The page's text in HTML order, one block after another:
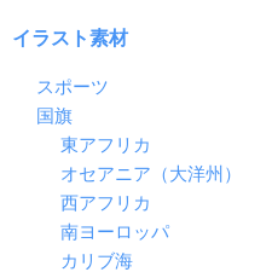
イラスト素材
スポーツ
国旗
東アフリカ
オセアニア（大洋州）
西アフリカ
南ヨーロッパ
カリブ海